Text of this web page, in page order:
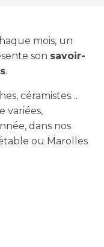
mois, un
son savoir-
.
céramistes…
variées,
dans nos
ou Marolles